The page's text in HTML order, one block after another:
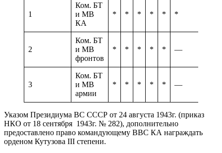
1
Ком. БТ
и МВ
КА
* * * * * *
2
Ком. БТ
и МВ
фронтов
* * * * * —
3
Ком. БТ
и МВ
армии
* * * * * —
Указом Президиума ВС СССР от 24 августа 1943г. (приказ
НКО от 18 сентября 1943г. № 282), дополнительно
предоставлено право командующему ВВС КА награждать
орденом Кутузова III степени.